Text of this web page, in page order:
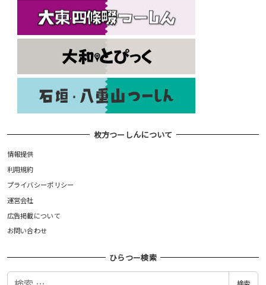
枚方つーしんについて
情報提供
利用規約
プライバシーポリシー
運営会社
広告掲載について
お問い合わせ
ひらつー検索
検